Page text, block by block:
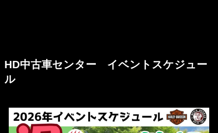
HD中古車センター イベントスケジュー
ル